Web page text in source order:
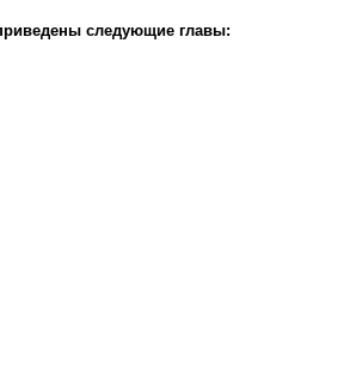
следующие главы: